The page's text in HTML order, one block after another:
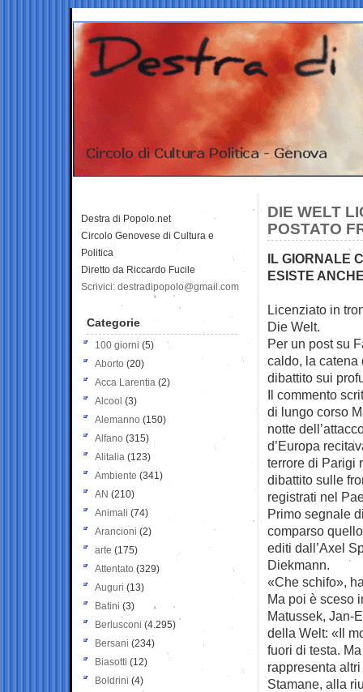
DIE WELT
POSTATO
IL GIORNALE
ESISTE
Licenziato in
Die Welt.
Per un post su
caldo, la catena
dibattito sui
Il commento
di lungo corso
notte
d’Europa
terrore di Parigi
dibattito sulle
registrati nel
Primo segnale
comparso
editi dall’Axel
Diekmann.
«Che schifo»,
Ma poi è sceso
Matussek, Jan-
della Welt: «Il
fuori di testa.
rappresenta
Stamane, alla
Destra di Popolo.net
Circolo Genovese di Cultura e
Politica
Diretto da Riccardo Fucile
Scrivici: destradipopolo@gmail.com
Categorie
100 giorni (5)
Aborto (20)
Acca Larentia (2)
Alcool (3)
Alemanno (150)
Alfano (315)
Alitalia (123)
Ambiente (341)
AN (210)
Animali (74)
Arancioni (2)
arte (175)
Attentato (329)
Auguri (13)
Batini (3)
Berlusconi (4.295)
Bersani (234)
Biasotti (12)
Boldrini (4)